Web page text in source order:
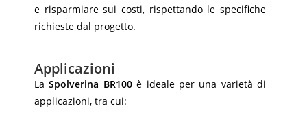
e risparmiare sui costi, rispettando le specifiche
richieste dal progetto.
Applicazioni
LaSpolverina BR100è ideale per una varietà di
applicazioni, tra cui: